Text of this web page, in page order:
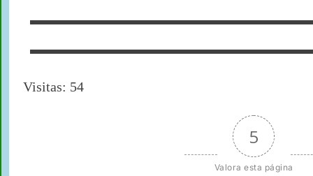
Visitas: 54
5
Valora esta página